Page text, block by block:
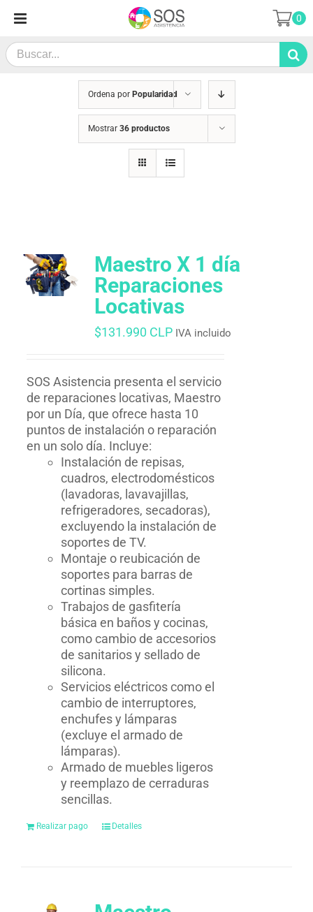
contenido
Search
for:
0
Ordena por Popularidad
Mostrar 36 productos
Maestro X 1 día
Reparaciones
Locativas
$131.990 CLP IVA incluido
SOS Asistencia presenta el servicio
de reparaciones locativas, Maestro
por un Día, que ofrece hasta 10
puntos de instalación o reparación
en un solo día. Incluye:
Instalación de repisas,
cuadros, electrodomésticos
(lavadoras, lavavajillas,
refrigeradores, secadoras),
excluyendo la instalación de
soportes de TV.
Montaje o reubicación de
soportes para barras de
cortinas simples.
Trabajos de gasfitería
básica en baños y cocinas,
como cambio de accesorios
de sanitarios y sellado de
silicona.
Servicios eléctricos como el
cambio de interruptores,
enchufes y lámparas
(excluye el armado de
lámparas).
Armado de muebles ligeros
y reemplazo de cerraduras
sencillas.
Realizar pago Detalles